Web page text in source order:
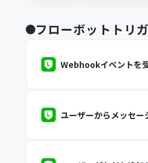
フローボットトリ
Webhookイベントを
ユーザーからメッセー